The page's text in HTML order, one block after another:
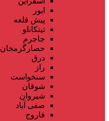
ایور
پیش قلعه
تیتکانلو
جاجرم
حصارگرمخان
درق
راز
سنخواست
شوقان
شیروان
صفی آباد
فاروج